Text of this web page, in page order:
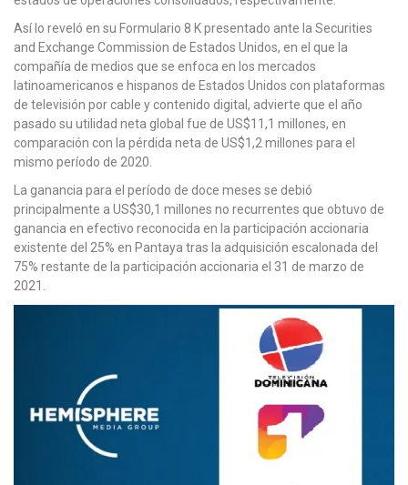
Así lo reveló en su Formulario 8 K presentado ante la Securities
and Exchange Commission de Estados Unidos, en el que la
compañía de medios que se enfoca en los mercados
latinoamericanos e hispanos de Estados Unidos con plataformas
de televisión por cable y contenido digital, advierte que el año
pasado su utilidad neta global fue de US$11,1 millones, en
comparación con la pérdida neta de US$1,2 millones para el
mismo período de 2020.
La ganancia para el período de doce meses se debió
principalmente a US$30,1 millones no recurrentes que obtuvo de
ganancia en efectivo reconocida en la participación accionaria
existente del 25% en Pantaya tras la adquisición escalonada del
75% restante de la participación accionaria el 31 de marzo de
2021.